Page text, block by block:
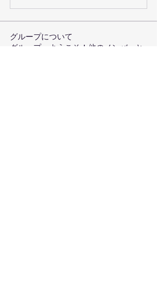
グループについて
グループへようこそ！他のメンバーと